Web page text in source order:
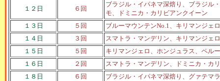
１２日 ６回
ブラジル・イパネマ深焙り、ブラジル
モ、ドミニカ・カリビアンクイーン
１３日
５回
ブルーマウンテンNo.1、キリマンジェ
１４日
３回
スマトラ・マンデリン、キリマンジェ
１５日
５回
キリマンジェロ、ホンジュラス、ペル
１６日
２回
スマトラ・マンデリン、ドミニカ・カ
１８日
６回
ブラジル・イパネマ深焙り、グァテマ